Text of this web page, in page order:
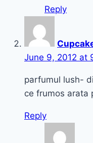
Reply
June 9, 2012 at
parfumul lush-
ce frumos arata
Reply